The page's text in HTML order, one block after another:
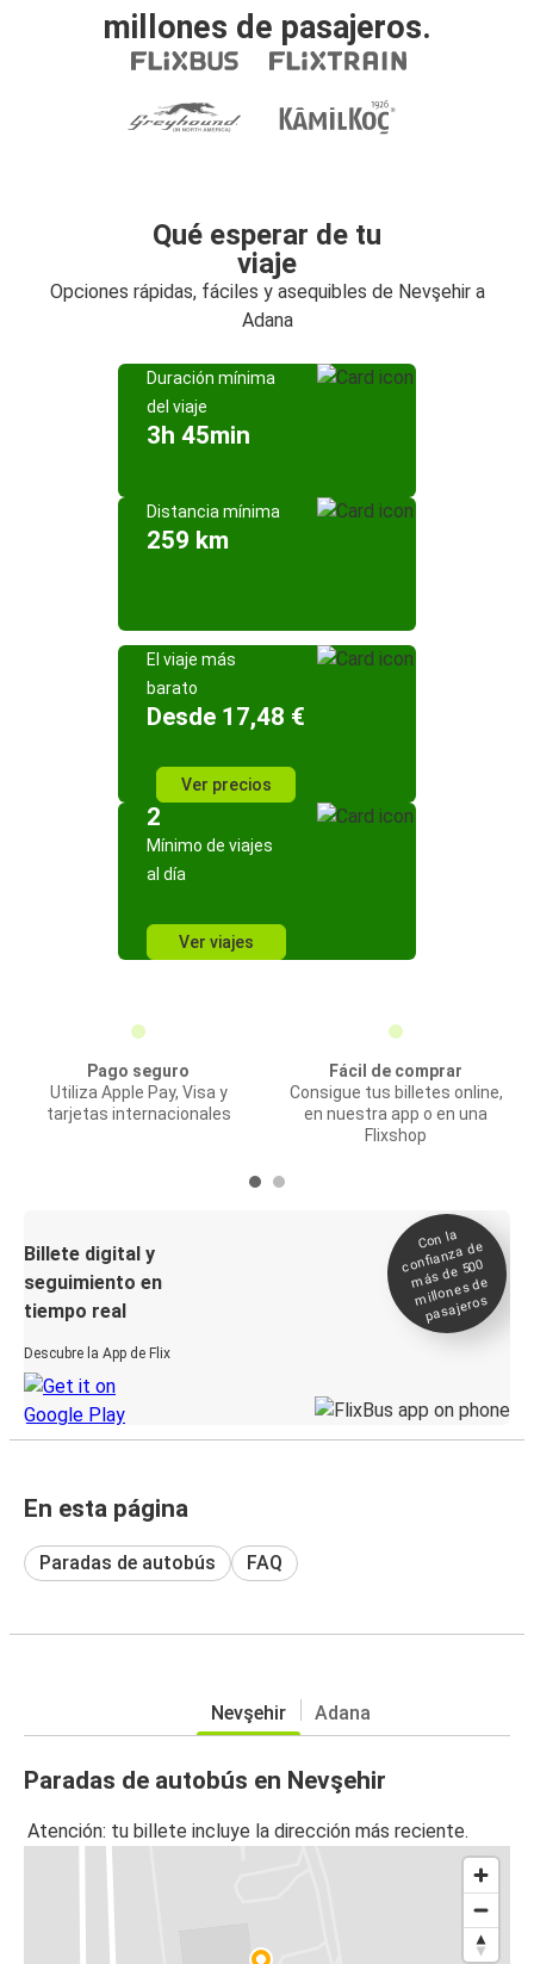
millones de pasajeros.
Qué esperar de tu
viaje
Opciones rápidas, fáciles y asequibles de Nevşehir a
Adana
Duración mínima
del viaje
3h 45min
Distancia mínima
259 km
El viaje más
barato
Desde 17,48 €
Ver precios
2
Mínimo de viajes
al día
Ver viajes
Pago seguro
Utiliza Apple Pay, Visa y
tarjetas internacionales
Fácil de comprar
Consigue tus billetes online,
en nuestra app o en una
Flixshop
Billete digital y
seguimiento en
tiempo real
Descubre la App de Flix
Con la
confianza de
más de 500
millones de
pasajeros
En esta página
Paradas de autobús FAQ
Nevşehir Adana
Paradas de autobús en Nevşehir
Atención: tu billete incluye la dirección más reciente.